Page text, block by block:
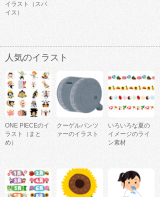
イラスト（スパ
イス）
人気のイラスト
ONE PIECEのイ
ラスト（まと
め）
クーゲルパンツ
ァーのイラスト
いろいろな夏の
イメージのライ
ン素材